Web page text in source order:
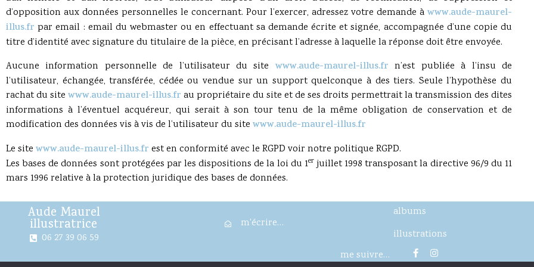
d’opposition aux données personnelles le concernant. Pour l’exercer, adressez votre demande à www.aude-maurel-
illus.fr par email : email du webmaster ou en effectuant sa demande écrite et signée, accompagnée d’une copie du
titre d’identité avec signature du titulaire de la pièce, en précisant l’adresse à laquelle la réponse doit être envoyée.
Aucune information personnelle de l’utilisateur du site www.aude-maurel-illus.fr n’est publiée à l’insu de
l’utilisateur, échangée, transférée, cédée ou vendue sur un support quelconque à des tiers. Seule l’hypothèse du
rachat du site www.aude-maurel-illus.fr au propriétaire du site et de ses droits permettrait la transmission des dites
informations à l’éventuel acquéreur, qui serait à son tour tenu de la même obligation de conservation et de
modification des données vis à vis de l’utilisateur du site www.aude-maurel-illus.fr
Le site www.aude-maurel-illus.fr est en conformité avec le RGPD voir notre politique RGPD.
Les bases de données sont protégées par les dispositions de la loi du 1erjuillet 1998 transposant la directive 96/9 du 11
mars 1996 relative à la protection juridique des bases de données.
Aude Maurel
illustratrice
06 27 39 06 59
m'écrire…
albums
illustrations
me suivre…